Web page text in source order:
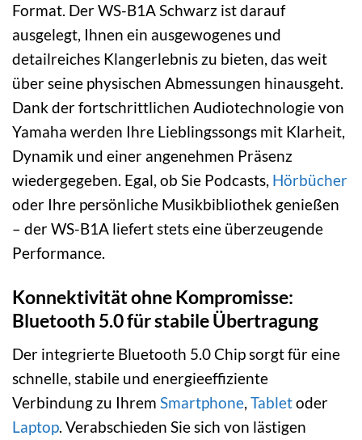
Format. Der WS-B1A Schwarz ist darauf
ausgelegt, Ihnen ein ausgewogenes und
detailreiches Klangerlebnis zu bieten, das weit
über seine physischen Abmessungen hinausgeht.
Dank der fortschrittlichen Audiotechnologie von
Yamaha werden Ihre Lieblingssongs mit Klarheit,
Dynamik und einer angenehmen Präsenz
wiedergegeben. Egal, ob Sie Podcasts, Hörbücher
oder Ihre persönliche Musikbibliothek genießen
– der WS-B1A liefert stets eine überzeugende
Performance.
Konnektivität ohne Kompromisse:
Bluetooth 5.0 für stabile Übertragung
Der integrierte Bluetooth 5.0 Chip sorgt für eine
schnelle, stabile und energieeffiziente
Verbindung zu Ihrem Smartphone Tabletoder
Laptop . Verabschieden Sie sich von lästigen